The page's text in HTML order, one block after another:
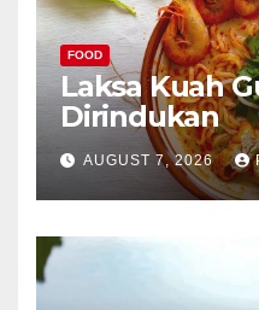
FOOD
Laksa Kuah
Dirindukan
AUGUST 7, 2026